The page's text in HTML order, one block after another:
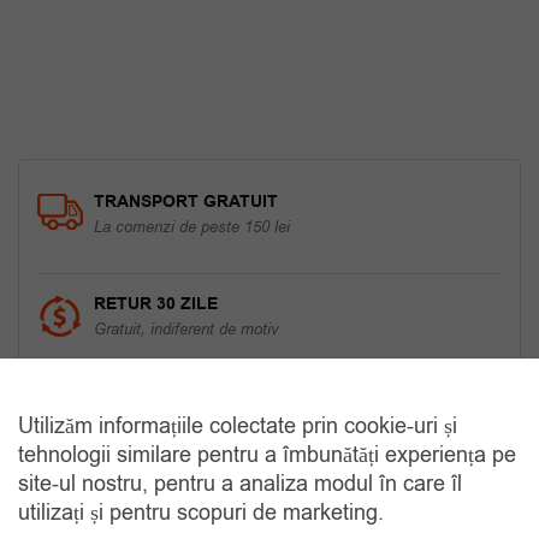
TRANSPORT GRATUIT
La comenzi de peste 150 lei
RETUR 30 ZILE
Gratuit, indiferent de motiv
Tel. 0770420114
Utilizăm informațiile colectate prin cookie-uri și
tehnologii similare pentru a îmbunătăți experiența pe
site-ul nostru, pentru a analiza modul în care îl
utilizați și pentru scopuri de marketing.